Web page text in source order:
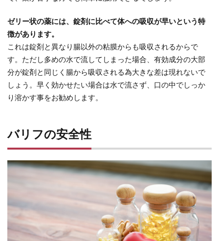
ゼリー状の薬には、錠剤に比べて体への吸収が早いという特
徴があります。
これは錠剤と異なり腸以外の粘膜からも吸収されるからで
す。ただし多めの水で流してしまった場合、有効成分の大部
分が錠剤と同じく腸から吸収される為大きな差は現れないで
しょう。早く効かせたい場合は水で流さず、口の中でしっか
り溶かす事をお勧めします。
バリフの安全性